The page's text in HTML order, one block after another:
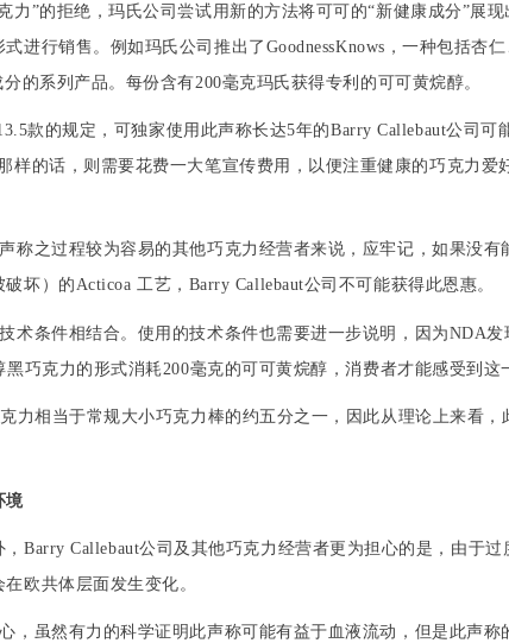
力”的拒绝 ，玛氏公司尝试用新的方法将可可的“新健康成分”展
进行销售。例如玛氏公司推出了 GoodnessKnows ，一种包括杏仁
分的系列产品。每份含有200毫克玛氏获得专利的可可黄烷醇。
款的规定，可独家使用此声称长达5年的Barry Callebaut公司可
样的话，则需要花费一大笔宣传费用，以便注重健康的巧克力爱
称之过程较为容易的其他巧克力 经营者来说，应牢记，如果没有
破坏）的Acticoa 工艺， Barry Callebaut公司不可能获得此恩惠。
术条件相结合。使用的技术条件也需要进一步说明，因为NDA发
黑巧克力 的形式消耗 200毫克的可可黄烷醇 ，消费者才能感受到这
力相当于常规大小巧克力棒的约五分之一，因此从理论上来看，
境
Barry Callebaut公司及其他巧克力 经营者更为担心的是，由于过
在 欧共体层面发生变化。
，虽然有力的科学证明此声称可能有益于血液流动，但是此声称